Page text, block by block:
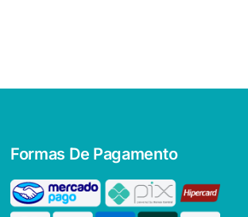
Formas De Pagamento